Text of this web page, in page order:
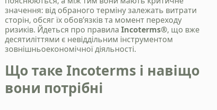
значення: від обраного терміну залежать витрати
сторін, обсяг їх обов’язків та момент переходу
ризиків. Йдеться про правила Incoterms®, що вже
десятиліттями є невіддільним інструментом
зовнішньоекономічної діяльності.
Що таке Incoterms і навіщо
вони потрібні